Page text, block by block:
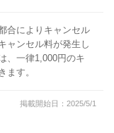
合によりキャンセル
ャンセル料が発生し
、一律1,000円のキ
ます。
掲載開始日：2025/5/1